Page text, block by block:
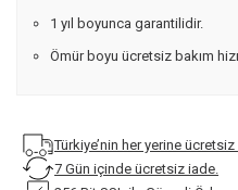
1 yıl boyunca garantilidir.
Ömür boyu ücretsiz bakım
Türkiye’nin her yerine
7 Gün içinde ücretsiz iade.